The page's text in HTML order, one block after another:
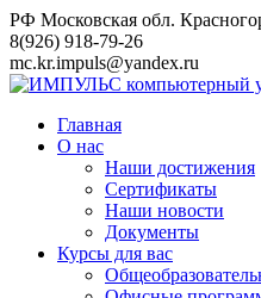
Перейти
к
контенту
РФ Московская обл.
8(926) 918-79-26
mc.kr.impuls@yandex.ru
Главная
О нас
Наши достижения
Сертификаты
Наши новости
Документы
Курсы для вас